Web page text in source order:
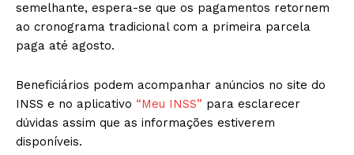
semelhante, espera-se que os pagamentos retornem
ao cronograma tradicional com a primeira parcela
paga até agosto.
Beneficiários podem acompanhar anúncios no site do
INSS e no aplicativo “Meu INSS” para esclarecer
dúvidas assim que as informações estiverem
disponíveis.